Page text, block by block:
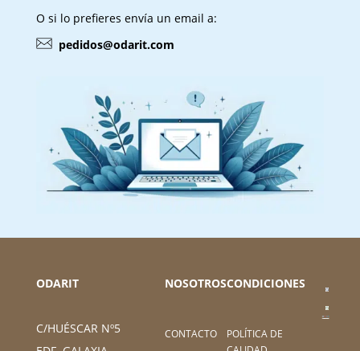
O si lo prefieres envía un email a:
pedidos@odarit.com
ODARIT
C/HUÉSCAR Nº5
NOSOTROS
CONTACTO
CONDICIONES
POLÍTICA DE